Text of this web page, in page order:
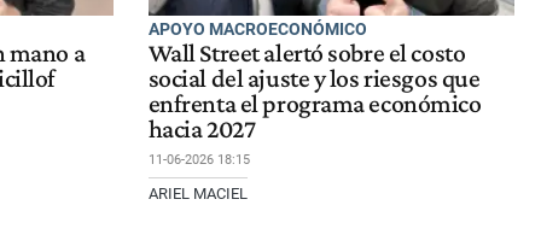
mano a
APOYO MACROECONÓMICO
Wall Street alertó sobre el costo
social del ajuste y los riesgos que
enfrenta el programa económico
hacia 2027
11-06-2026 18:15
ARIEL MACIEL